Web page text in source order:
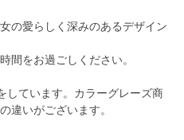
の愛らしく深みのあるデザイン
間をお過ごしください。
しています。カラーグレーズ商
違いがございます。